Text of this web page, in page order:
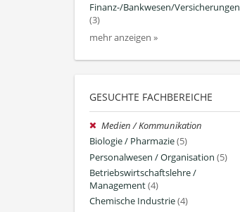
Finanz-/Bankwesen/Versicherungen
(3)
mehr anzeigen »
GESUCHTE FACHBEREICHE
Medien / Kommunikation
Biologie / Pharmazie(5)
Personalwesen / Organisation (5)
Betriebswirtschaftslehre /
Management(4)
Chemische Industrie(4)